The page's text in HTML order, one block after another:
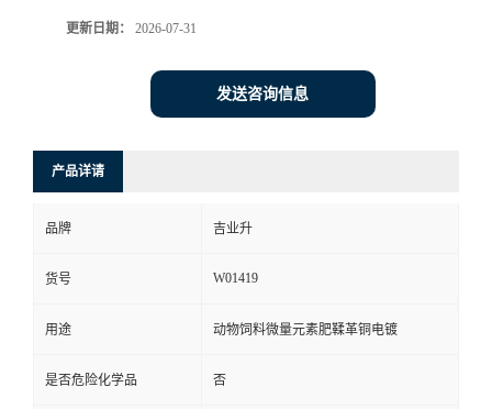
更新日期： 2026-07-31
发送咨询信息
产品详请
品牌 吉业升
货号 W01419
用途 动物饲料微量元素肥鞣革铜电镀
是否危险化学品 否